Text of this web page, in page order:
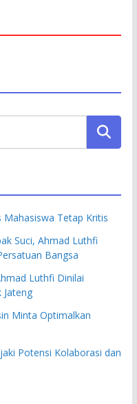
Tetap Kritis
Suci, Ahmad Luthfi
Bangsa
Luthfi Dinilai
Minta Optimalkan
Potensi Kolaborasi dan